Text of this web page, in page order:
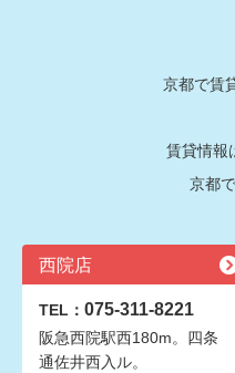
京都で賃
賃貸情報
京都
西院店
TEL： 075-311-8221
阪急西院駅西180m。四条
通佐井西入ル。